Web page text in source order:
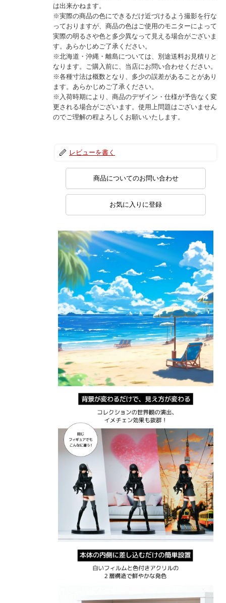
は出来かねます。
※実際の商品の色にできるだけ近づけるよう撮影を行な
っておりますが、商品の色はご使用のモニターによって
実際の明るさや色と多少異なって見える場合がございま
す。あらかじめご了承ください。
※北海道・沖縄・離島については、別途送料お見積りと
なります。ご購入前に、当店にお問い合わせください。
※各種寸法は概数となり、多少の誤差があることがあり
ます。あらかじめご了承ください。
※入荷時期により、商品のデザイン・仕様が予告なく変
更される場合がございます。使用上問題はございません
のでご理解の程よろしくお願いいたします。
レビューを書く
商品についてのお問い合わせ
お気に入りに登録